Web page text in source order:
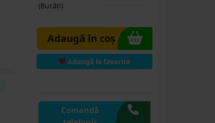
(Bucăți)
Adaugă în coș
Adaugă la favorite
Comandă